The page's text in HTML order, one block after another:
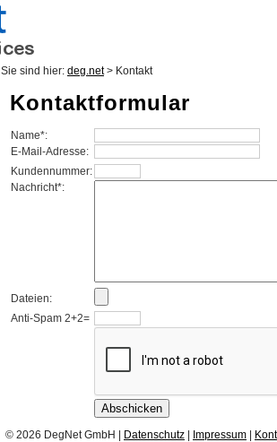
Sie sind hier: deg.net> Kontakt
Kontaktformular
Name*:
E-Mail-Adresse:
Kundennummer:
Nachricht*:
Dateien:
Anti-Spam 2+2=
Abschicken
© 2026 DegNet GmbH | Datenschutz Impressum